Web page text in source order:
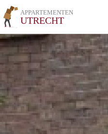
APPARTEMENTEN
UTRECHT